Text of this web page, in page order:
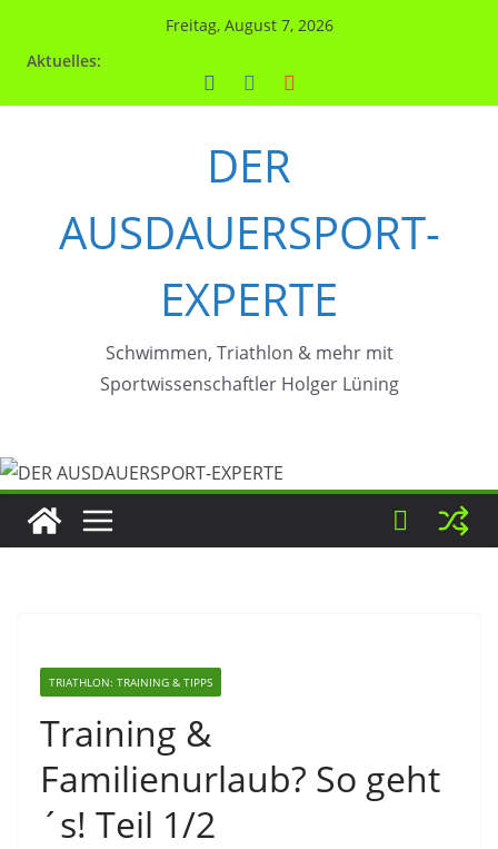
Freitag, August 7, 2026
Aktuelles:
DER
AUSDAUERSPORT-
EXPERTE
Schwimmen, Triathlon & mehr mit
Sportwissenschaftler Holger Lüning
TRIATHLON: TRAINING & TIPPS
Training &
Familienurlaub? So geht
´s! Teil 1/2